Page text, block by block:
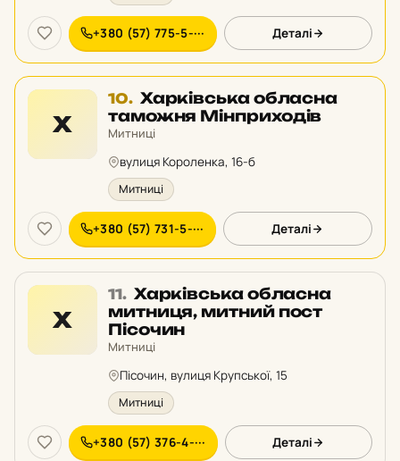
+380 (57) 775-5-··· Деталі
Х
10. Місце
10
у
Харківська обласна
таможня Мінприходів
Митниці
вулиця Короленка, 16-б
Митниці
+380 (57) 731-5-··· Деталі
Х
11. Місце
11
у
рейтингу:
Харківська обласна
митниця, митний пост
Пісочин
Митниці
Пісочин, вулиця Крупської, 15
Митниці
+380 (57) 376-4-··· Деталі